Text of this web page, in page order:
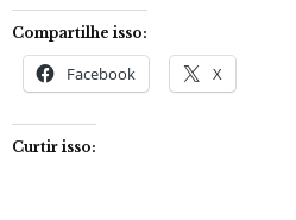
Compartilhe isso:
Facebook X
Curtir isso: